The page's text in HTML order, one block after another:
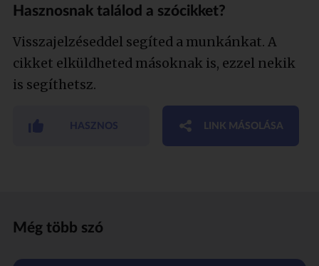
Hasznosnak találod a szócikket?
Visszajelzéseddel segíted a munkánkat. A
cikket elküldheted másoknak is, ezzel nekik
is segíthetsz.
HASZNOS LINK MÁSOLÁSA
Még több szó